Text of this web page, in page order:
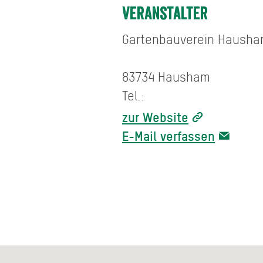
Veranstalter
Gartenbauverein
83734 Hausham
Tel.:
zur Website
E-Mail verfassen